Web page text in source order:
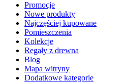
Promocje
Nowe produkty
Najczęściej kupowane
Pomieszczenia
Kolekcje
Regały z drewna
Blog
Mapa witryny
Dodatkowe kategorie